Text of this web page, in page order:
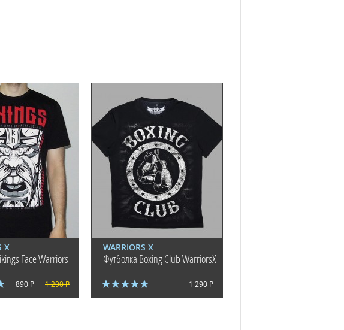
X
Face Warriors
890 Р 1 290 Р
WARRIORS X
Футболка Boxing Club WarriorsX
1 290 Р